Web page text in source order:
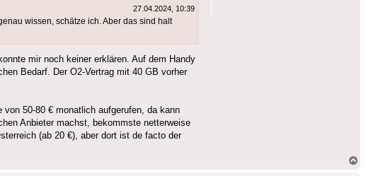
27.04.2024, 10:39
wissen, schätze ich. Aber das sind halt
mir noch keiner erklären. Auf dem Handy
Bedarf. Der O2-Vertrag mit 40 GB vorher
50-80 € monatlich aufgerufen, da kann
Anbieter machst, bekommste netterweise
(ab 20 €), aber dort ist de facto der